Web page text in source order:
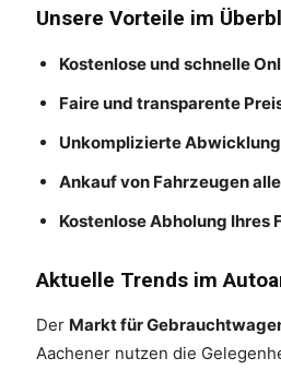
Unsere Vorteile im
Kostenlose und schnelle
Faire und transparente
Unkomplizierte
Ankauf von Fahrzeugen
Kostenlose Abholung Ihres
Aktuelle Trends im
Der Markt für
Aachener nutzen die